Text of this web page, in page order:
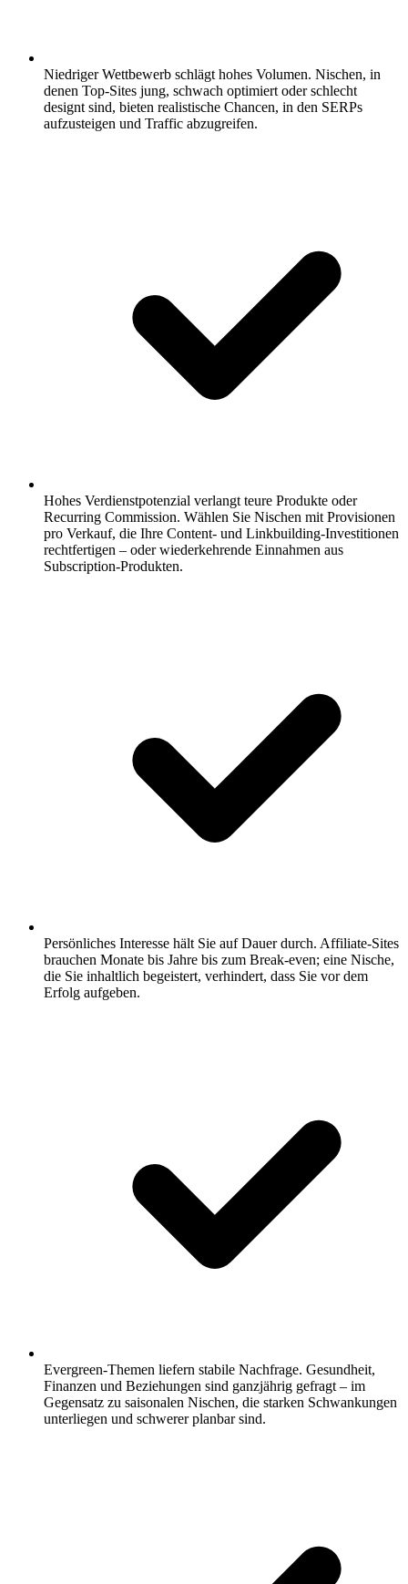
Niedriger Wettbewerb schlägt hohes Volumen. Nischen, in
denen Top-Sites jung, schwach optimiert oder schlecht
designt sind, bieten realistische Chancen, in den SERPs
aufzusteigen und Traffic abzugreifen.
Hohes Verdienstpotenzial verlangt teure Produkte oder
Recurring Commission. Wählen Sie Nischen mit Provisionen
pro Verkauf, die Ihre Content- und Linkbuilding-Investitionen
rechtfertigen – oder wiederkehrende Einnahmen aus
Subscription-Produkten.
Persönliches Interesse hält Sie auf Dauer durch. Affiliate-Sites
brauchen Monate bis Jahre bis zum Break-even; eine Nische,
die Sie inhaltlich begeistert, verhindert, dass Sie vor dem
Erfolg aufgeben.
Evergreen-Themen liefern stabile Nachfrage. Gesundheit,
Finanzen und Beziehungen sind ganzjährig gefragt – im
Gegensatz zu saisonalen Nischen, die starken Schwankungen
unterliegen und schwerer planbar sind.